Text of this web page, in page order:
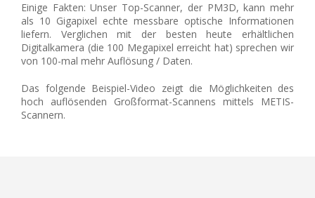
Einige Fakten: Unser Top-Scanner, der PM3D, kann mehr
als 10 Gigapixel echte messbare optische Informationen
liefern. Verglichen mit der besten heute erhältlichen
Digitalkamera (die 100 Megapixel erreicht hat) sprechen wir
von 100-mal mehr Auflösung / Daten.
Das folgende Beispiel-Video zeigt die Möglichkeiten des
hoch auflösenden Großformat-Scannens mittels METIS-
Scannern.